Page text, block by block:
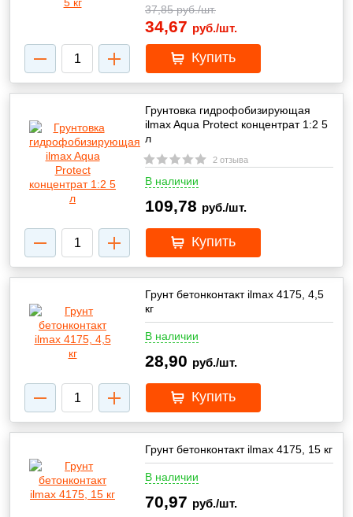
37,85руб./шт.
34,67 руб./шт.
Купить
Грунтовка гидрофобизирующая
ilmax Aqua Protect концентрат 1:2 5
л
2 отзыва
В наличии
109,78 руб./шт.
Купить
Грунт бетонконтакт ilmax 4175, 4,5
кг
В наличии
28,90 руб./шт.
Купить
Грунт бетонконтакт ilmax 4175, 15 кг
В наличии
70,97 руб./шт.